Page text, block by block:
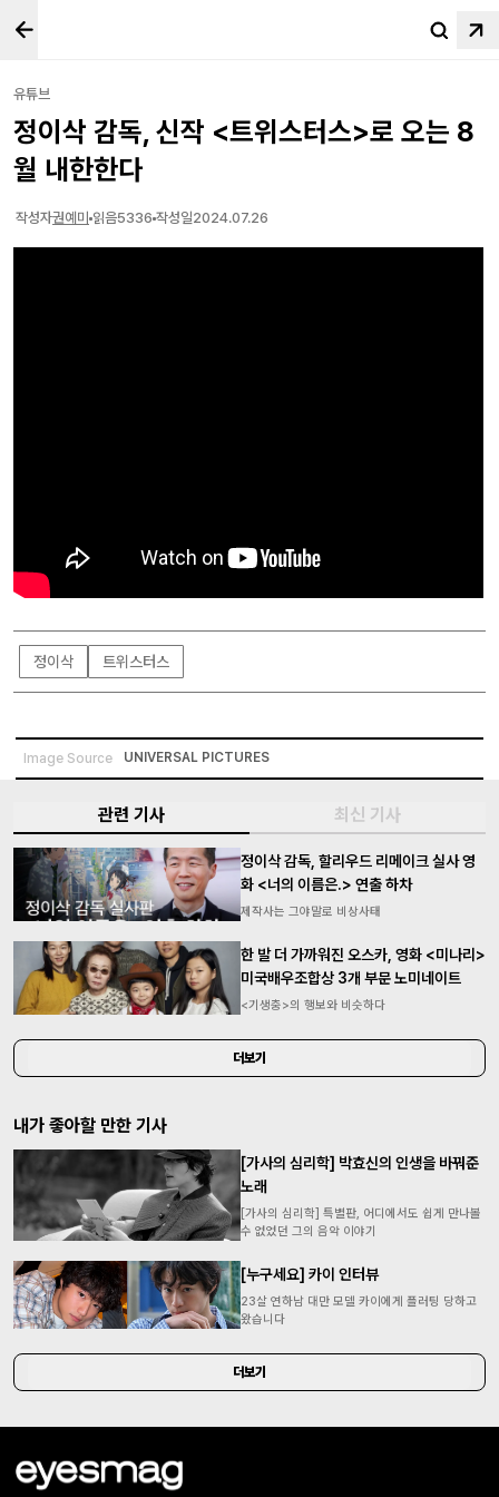
유튜브
정이삭 감독, 신작 <트위스터스>로 오는 8
월 내한한다
작성자권예미 읽음5336 작성일2024.07.26
정이삭 트위스터스
Image Source UNIVERSAL PICTURES
관련 기사 최신 기사
정이삭 감독, 할리우드 리메이크 실사 영
화 <너의 이름은.> 연출 하차
제작사는 그야말로 비상사태
한 발 더 가까워진 오스카, 영화 <미나리>
미국배우조합상 3개 부문 노미네이트
<기생충>의 행보와 비슷하다
더보기
내가 좋아할 만한 기사
[가사의 심리학] 박효신의 인생을 바꿔준
노래
[가사의 심리학] 특별판, 어디에서도 쉽게 만나볼
수 없었던 그의 음악 이야기
[누구세요] 카이 인터뷰
23살 연하남 대만 모델 카이에게 플러팅 당하고
왔습니다
더보기